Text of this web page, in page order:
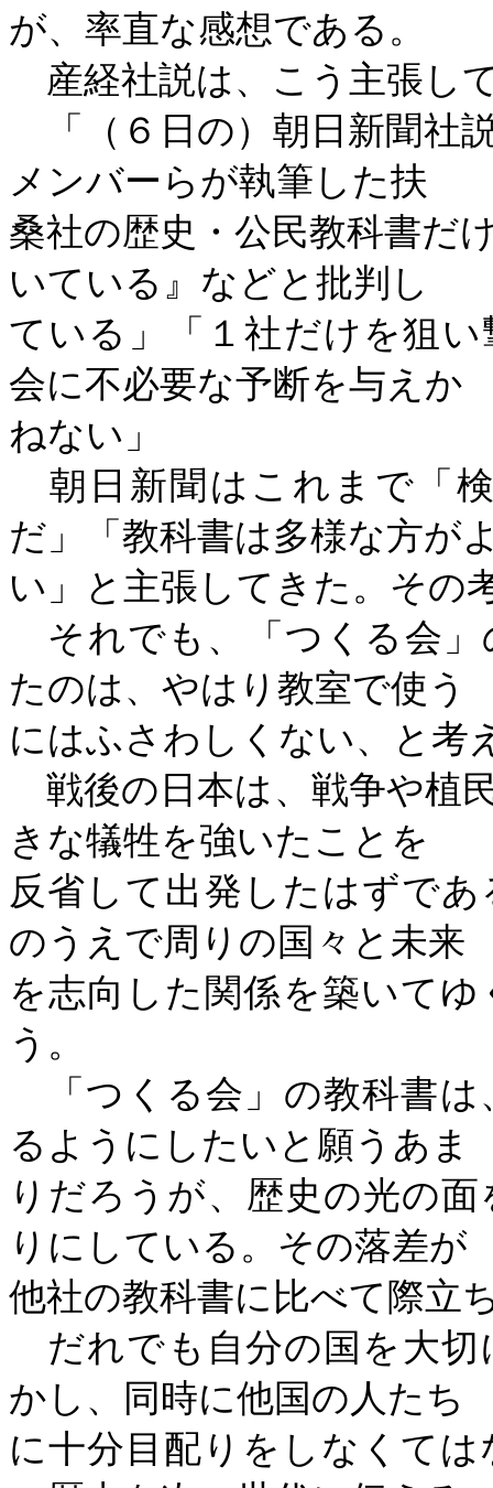
が、率直な感想である。
産経社説は、こう主張し
「（６日の）朝日新聞社
メンバーらが執筆した扶
桑社の歴史・公民教科書だ
いている』などと批判し
ている」「１社だけを狙
会に不必要な予断を与えか
ねない」
朝日新聞はこれまで「
だ」「教科書は多様な方が
い」と主張してきた。その
それでも、「つくる会」
たのは、やはり教室で使う
にはふさわしくない、と
戦後の日本は、戦争や植
きな犠牲を強いたことを
反省して出発したはずで
のうえで周りの国々と未来
を志向した関係を築いて
う。
「つくる会」の教科書は
るようにしたいと願うあま
りだろうが、歴史の光の
りにしている。その落差が
他社の教科書に比べて際立
だれでも自分の国を大切
かし、同時に他国の人たち
に十分目配りをしなくて